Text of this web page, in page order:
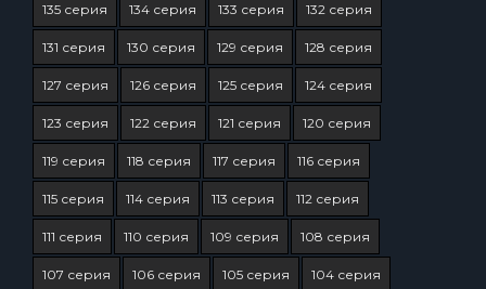
135 серия 134 серия 133 серия 132 серия
131 серия 130 серия 129 серия 128 серия
127 серия 126 серия 125 серия 124 серия
123 серия 122 серия 121 серия 120 серия
119 серия 118 серия 117 серия 116 серия
115 серия 114 серия 113 серия 112 серия
111 серия 110 серия 109 серия 108 серия
107 серия 106 серия 105 серия 104 серия